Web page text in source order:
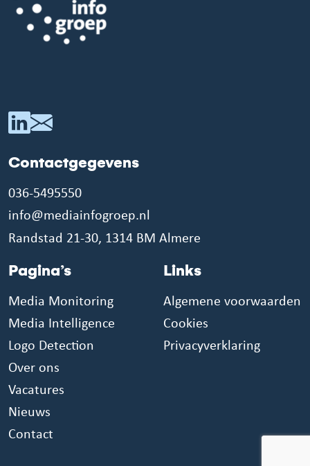
Contactgegevens
036-5495550
info@mediainfogroep.nl
Randstad 21-30, 1314 BM Almere
Pagina’s
Media Monitoring
Media Intelligence
Logo Detection
Over ons
Vacatures
Nieuws
Contact
Links
Algemene voorwaarden
Cookies
Privacyverklaring